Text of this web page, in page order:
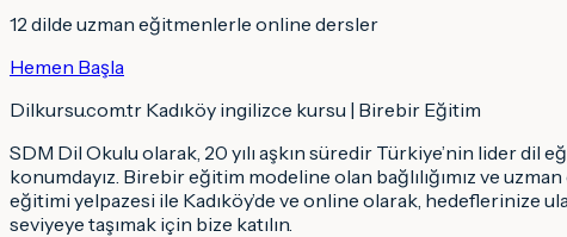
12 dilde uzman eğitmenlerle online dersler
Hemen Başla
Dilkursu.com.tr Kadıköy ingilizce kursu | Birebir Eğitim
SDM Dil Okulu olarak, 20 yılı aşkın süredir Türkiye’nin lider
konumdayız. Birebir eğitim modeline olan bağlılığımız ve
eğitimi yelpazesi ile Kadıköy’de ve online olarak, hedeflerinize
seviyeye taşımak için bize katılın.